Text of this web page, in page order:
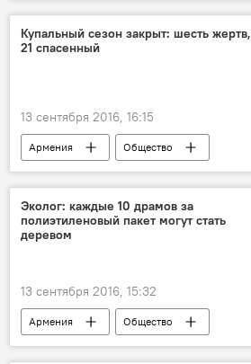
Купальный сезон закрыт: шесть жертв,
21 спасенный
13 сентября 2016, 16:15
Армения Общество
Эколог: каждые 10 драмов за
полиэтиленовый пакет могут стать
деревом
13 сентября 2016, 15:32
Армения Общество